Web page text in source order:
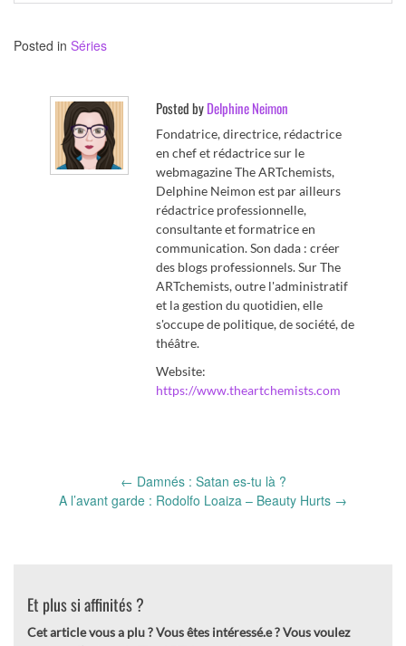
Posted in Séries
Posted byDelphine Neimon
Fondatrice, directrice, rédactrice
en chef et rédactrice sur le
webmagazine The ARTchemists,
Delphine Neimon est par ailleurs
rédactrice professionnelle,
consultante et formatrice en
communication. Son dada : créer
des blogs professionnels. Sur The
ARTchemists, outre l'administratif
et la gestion du quotidien, elle
s'occupe de politique, de société, de
théâtre.
Website:
https://www.theartchemists.com
navigation
← Damnés : Satan es-tu là ?
A l’avant garde : Rodolfo Loaiza – Beauty Hurts →
Et plus si affinités ?
Cet article vous a plu ? Vous êtes intéressé.e ?Vous voulez